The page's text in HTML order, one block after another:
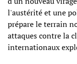
l'austérité et une
prépare le terrain
attaques contre la
internationaux